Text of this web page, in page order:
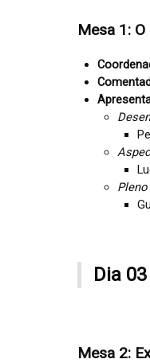
Mesa 1:
Dia
Mesa 2: